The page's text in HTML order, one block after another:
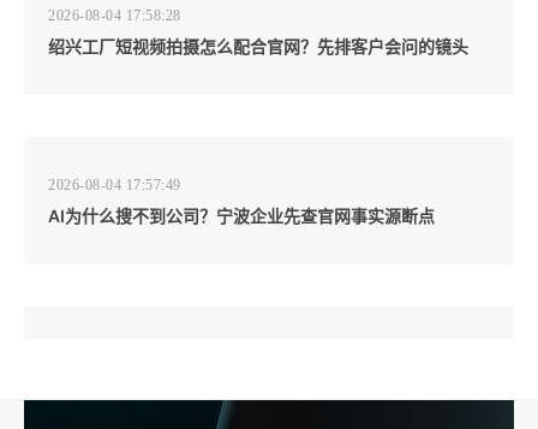
2026-08-04 17:58:28
绍兴工厂短视频拍摄怎么配合官网？先排客户会问的镜头
2026-08-04 17:57:49
AI为什么搜不到公司？宁波企业先查官网事实源断点